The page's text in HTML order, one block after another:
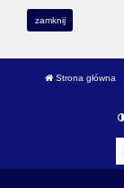
zamknij
Strona główna